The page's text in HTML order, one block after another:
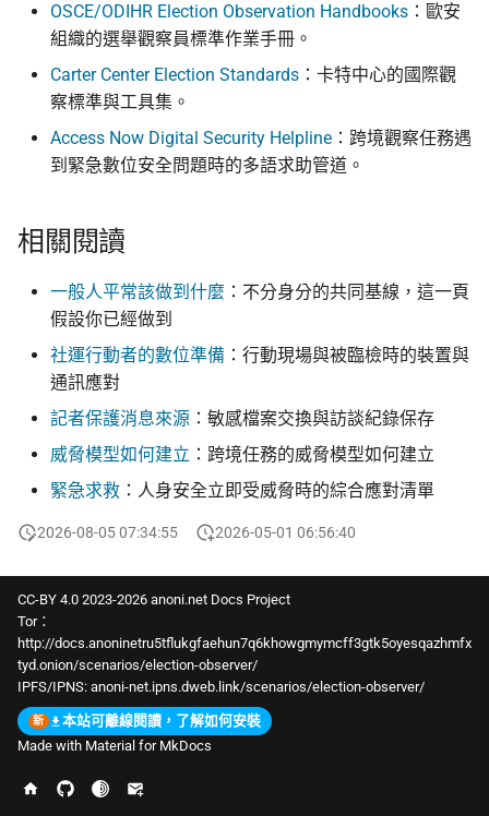
OSCE/ODIHR Election Observation Handbooks ：歐安
組織的選舉觀察員標準作業手冊。
Carter Center Election Standards ：卡特中心的國際觀
察標準與工具集。
Access Now Digital Security Helpline ：跨境觀察任務遇
到緊急數位安全問題時的多語求助管道。
相關閱讀
一般人平常該做到什麼 ：不分身分的共同基線，這一頁
假設你已經做到
社運行動者的數位準備 ：行動現場與被臨檢時的裝置與
通訊應對
記者保護消息來源 ：敏感檔案交換與訪談紀錄保存
威脅模型如何建立 ：跨境任務的威脅模型如何建立
緊急求救 ：人身安全立即受威脅時的綜合應對清單
2026-08-05 07:34:55 2026-05-01 06:56:40
CC-BY 4.0 2023-2026 anoni.net Docs Project
Tor：
http://docs.anoninetru5tflukgfaehun7q6khowgmymcff3gtk5oyesqazhmfx
tyd.onion/scenarios/election-observer/
IPFS/IPNS: anoni-net.ipns.dweb.link/scenarios/election-observer/
本站可離線閱讀，了解如何安裝
Made with Material for MkDocs